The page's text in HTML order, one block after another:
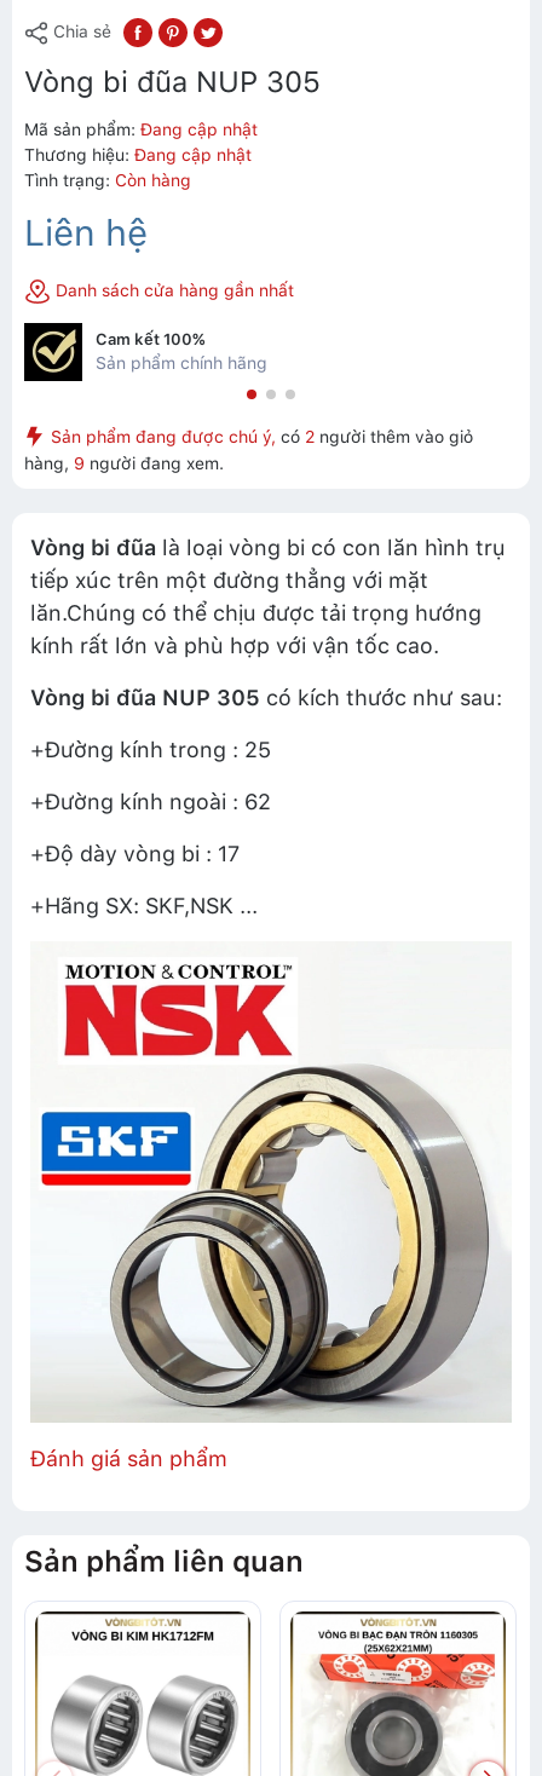
Chia sẻ
Vòng bi đũa NUP 305
Mã sản phẩm: Đang cập nhật
Thương hiệu: Đang cập nhật
Tình trạng: Còn hàng
Liên hệ
Danh sách cửa hàng gần nhất
Cam kết 100%
Sản phẩm chính hãng
Sản phẩm đang được chú ý, có 2 người thêm vào giỏ
hàng, 9 người đang xem.
Vòng bi đũa là loại vòng bi có con lăn hình trụ
tiếp xúc trên một đường thẳng với mặt
lăn.Chúng có thể chịu được tải trọng hướng
kính rất lớn và phù hợp với vận tốc cao.
Vòng bi đũa NUP 305 có kích thước như sau:
+Đường kính trong : 25
+Đường kính ngoài : 62
+Độ dày vòng bi : 17
+Hãng SX: SKF,NSK ...
Đánh giá sản phẩm
Sản phẩm liên quan